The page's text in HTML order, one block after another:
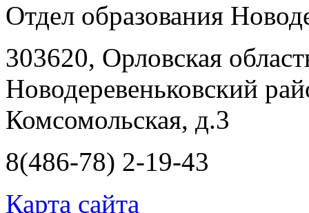
Отдел образования
303620, Орловская
Новодеревеньковский
Комсомольская, д.3
8(486-78) 2-19-43
Карта сайта